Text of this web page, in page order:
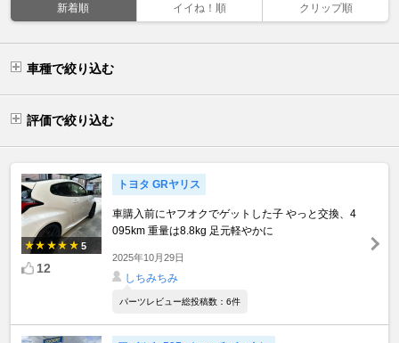
新着順 イイね！順 クリップ順
車種で絞り込む
評価で絞り込む
5
12
トヨタ GRヤリス
車購入前にヤフオクでゲットした子 やっと交換、4
095km 重量は8.8kg 足元軽やかに
2025年10月29日
しちみちみ
パーツレビュー総投稿数：6件